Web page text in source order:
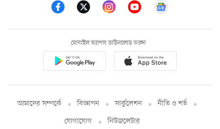
মোবাইল অ্যাপস ডাউনলোড করুন
আমাদের সম্পর্কে বিজ্ঞাপন সার্কুলেশন
নীতি ও শর্ত
যোগাযোগ
নিউজলেটার